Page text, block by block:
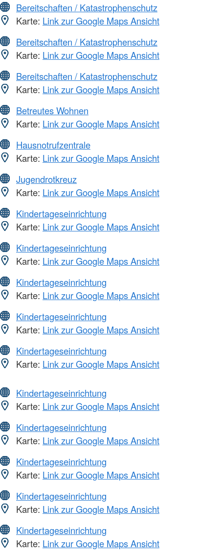
Bereitschaften / Katastrophenschutz
Karte: Link zur Google Maps Ansicht
Bereitschaften / Katastrophenschutz
Karte: Link zur Google Maps Ansicht
Bereitschaften / Katastrophenschutz
Karte: Link zur Google Maps Ansicht
Betreutes Wohnen
Karte: Link zur Google Maps Ansicht
Hausnotrufzentrale
Karte: Link zur Google Maps Ansicht
Jugendrotkreuz
Karte: Link zur Google Maps Ansicht
Kindertageseinrichtung
Karte: Link zur Google Maps Ansicht
Kindertageseinrichtung
Karte: Link zur Google Maps Ansicht
Kindertageseinrichtung
Karte: Link zur Google Maps Ansicht
Kindertageseinrichtung
Karte: Link zur Google Maps Ansicht
Kindertageseinrichtung
Karte: Link zur Google Maps Ansicht
Kindertageseinrichtung
Karte: Link zur Google Maps Ansicht
Kindertageseinrichtung
Karte: Link zur Google Maps Ansicht
Kindertageseinrichtung
Karte: Link zur Google Maps Ansicht
Kindertageseinrichtung
Karte: Link zur Google Maps Ansicht
Kindertageseinrichtung
Karte: Link zur Google Maps Ansicht